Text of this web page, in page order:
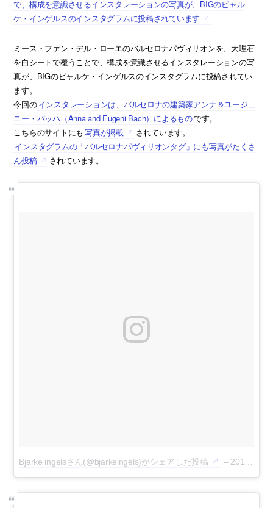
で、構成を意識させるインスタレーションの写真が、BIGのビャル
ケ・インゲルスのインスタグラムに投稿されています
ミース・ファン・デル・ローエのバルセロナパヴィリオンを、大理石
を白シートで覆うことで、構成を意識させるインスタレーションの写
真が、BIGのビャルケ・インゲルスのインスタグラムに投稿されてい
ます。
今回のインスタレーションは、バルセロナの建築家アンナ＆ユージェ
ニー・バッハ（Anna and Eugeni Bach）によるものです。
こちらのサイトにも 写真が掲載
されています。
インスタグラムの「バルセロナパヴィリオンタグ」にも写真がたくさ
ん投稿
されています。
Bjarke ingelsさん(@bjarkeingels)がシェアした投稿 – 2017 11月 20 12:15午後 PST